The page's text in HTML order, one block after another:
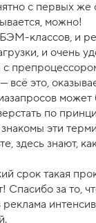
с первых же
можно!
классов, и
и очень
с
всё это,
может
по
эти
здесь знают,
срок такая
Спасибо за то,